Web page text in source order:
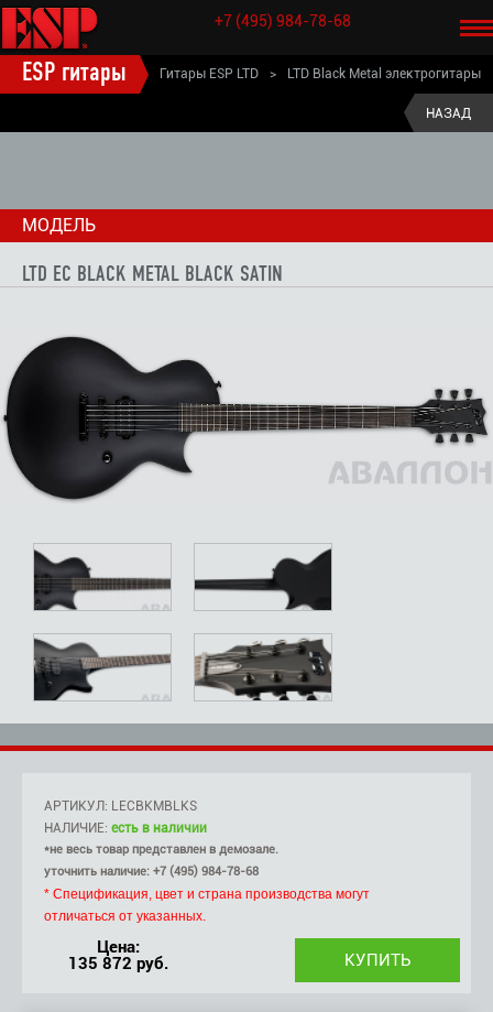
+7 (495) 984-78-68
ESP гитары Гитары ESP LTD > LTD Black Metal электрогитары
НАЗАД
МОДЕЛЬ
LTD EC BLACK METAL BLACK SATIN
АРТИКУЛ: LECBKMBLKS
НАЛИЧИЕ: есть в наличии
*не весь товар представлен в демозале.
уточнить наличие: +7 (495) 984-78-68
* Спецификация, цвет и страна производства могут
отличаться от указанных.
Цена:
135 872 руб.